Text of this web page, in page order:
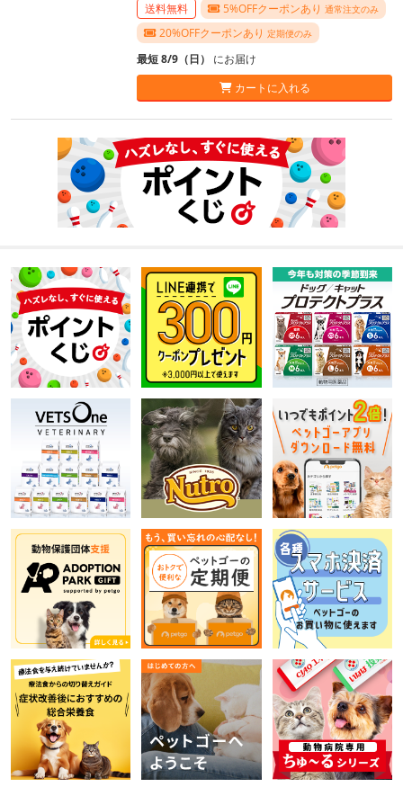
送料無料 5%OFFクーポンあり 通常注文のみ
20%OFFクーポンあり 定期便のみ
最短 8/9（日） にお届け
カートに入れる